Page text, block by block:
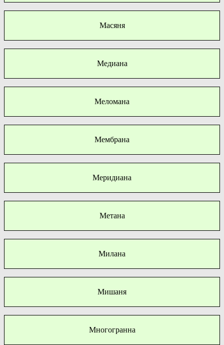
Масяня
Медиана
Меломана
Мембрана
Меридиана
Метана
Милана
Мишаня
Многогранна